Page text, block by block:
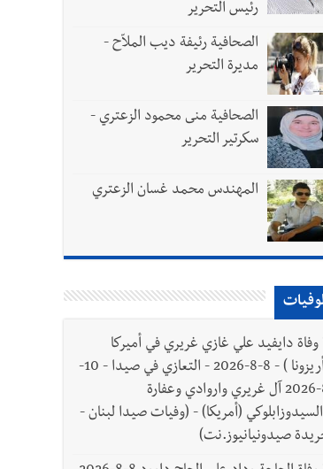
رئيس التحرير
الصحافية رئيفة ديب الملاّح -
مديرة التحرير
الصحافية منى محمود الزعتري -
سكرتير التحرير
المهندس محمد غسان الزعتري
وفاة دايفيد علي غازي غريري في أميركا
(أريزونا ) - 8-8-2026 - التعازي في صيدا - 10-
8-2026 آل غريري واروادي وعفارة
(أمريكا) - (وفيات صيدا لبنان -
صيدونيانيوز.نت)